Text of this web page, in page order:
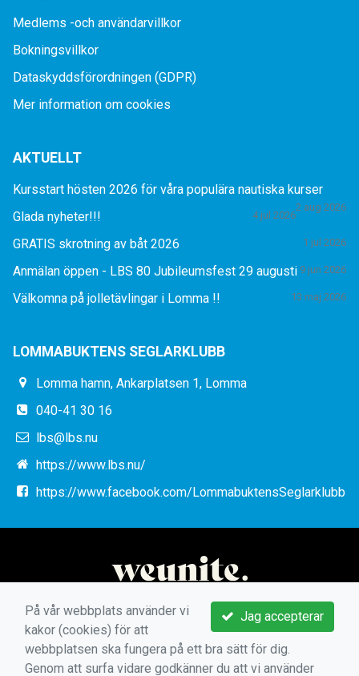
Medlems -och användarvillkor
Bokningsvillkor
Dataskyddsförordningen (GDPR)
Mer information om cookies
AKTUELLT
Kursstart hösten 2026 för våra populära nautiska kurser
2 aug 2026
Glada nyheter!!! 4 jul 2026
GRATIS skrotning av båt 2026 1 jul 2026
Anmälan öppen - LBS 80 Jubileumsfest 29 augusti 9 jun 2026
Välkomna på jolletävlingar i Lomma !! 13 maj 2026
LOMMABUKTENS SEGLARKLUBB
Lomma hamn, Ankarplatsen 1, Lomma
040-41 30 16
lbs@lbs.nu
https://www.lbs.nu/
https://www.facebook.com/LommabuktensSeglarklubb
Jag accepterar
På vår webbplats använder vi
kakor (cookies) för att
webbplatsen ska fungera på ett bra sätt för dig.
Genom att surfa vidare godkänner du att vi använder